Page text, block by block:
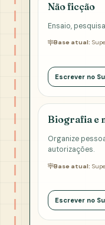
Não ficção
Ensaio,
Base atual:
Escrever no
Biografia e
Organize
autorizações.
Base atual:
Escrever no